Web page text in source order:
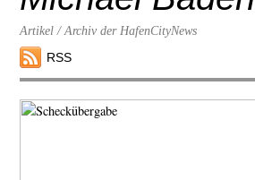
Artikel / Archiv der HafenCityNews
RSS